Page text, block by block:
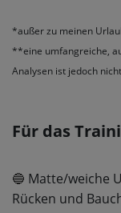
*außer zu meinen
**eine umfangreiche,
Analysen ist jedoch
Für das
🔵 Matte/weiche
Rücken und